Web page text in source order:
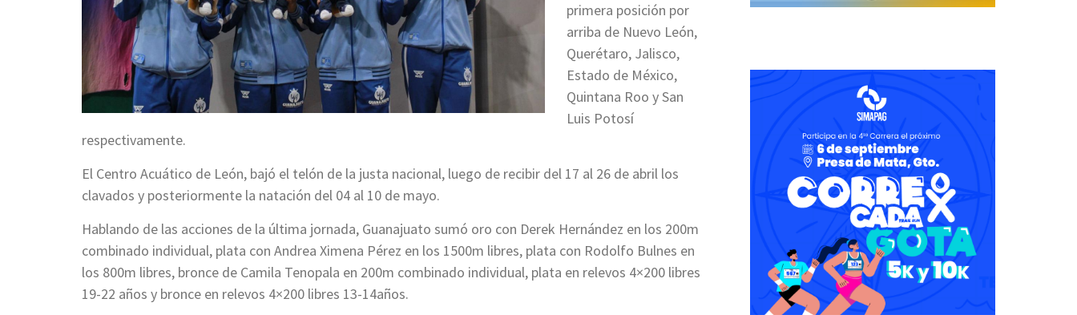
primera posición por
arriba de Nuevo León,
Querétaro, Jalisco,
Estado de México,
Quintana Roo y San
Luis Potosí
respectivamente.
El Centro Acuático de León, bajó el telón de la justa nacional, luego de recibir del 17 al 26 de abril los
clavados y posteriormente la natación del 04 al 10 de mayo.
Hablando de las acciones de la última jornada, Guanajuato sumó oro con Derek Hernández en los 200m
combinado individual, plata con Andrea Ximena Pérez en los 1500m libres, plata con Rodolfo Bulnes en
los 800m libres, bronce de Camila Tenopala en 200m combinado individual, plata en relevos 4×200 libres
19-22 años y bronce en relevos 4×200 libres 13-14años.